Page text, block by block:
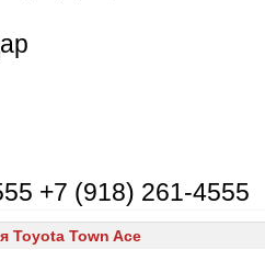
+7 (918) 261-4555
Toyota Town Ace